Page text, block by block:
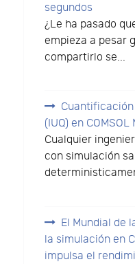
segundos
¿Le ha pasado
empieza a pesar
compartirlo se...
(IUQ) en
Cualquier
con simulación
El Mundial de
la simulación en
impulsa el